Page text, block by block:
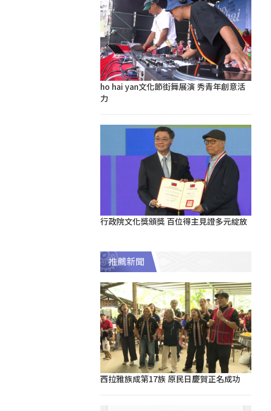
ho hai yan文化節街舞展演 秀青年創意活
力
行政院文化獎頒獎 百位得主見證多元綻放
推薦新聞
西拉雅族成第17族 原民日慶賀正名成功